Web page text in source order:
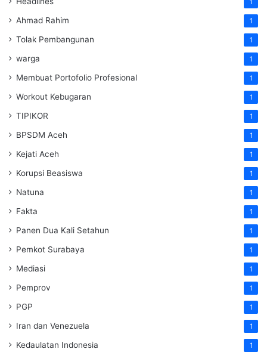
1
Ahmad Rahim 1
Tolak Pembangunan 1
warga 1
Membuat Portofolio Profesional 1
Workout Kebugaran 1
TIPIKOR 1
BPSDM Aceh 1
Kejati Aceh 1
Korupsi Beasiswa 1
Natuna 1
Fakta 1
Panen Dua Kali Setahun 1
Pemkot Surabaya 1
Mediasi 1
Pemprov 1
PGP 1
Iran dan Venezuela 1
Kedaulatan Indonesia 1